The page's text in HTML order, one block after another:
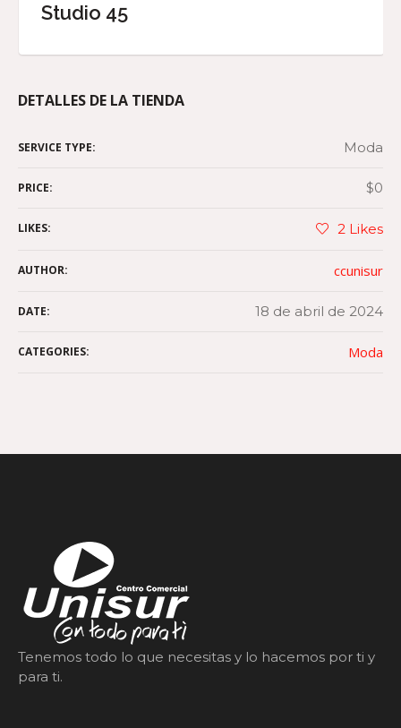
Studio 45
DETALLES DE LA TIENDA
SERVICE TYPE: Moda
PRICE: $0
LIKES: 2 Likes
AUTHOR: ccunisur
DATE: 18 de abril de 2024
CATEGORIES: Moda
Tenemos todo lo que necesitas y lo hacemos por ti y
para ti.